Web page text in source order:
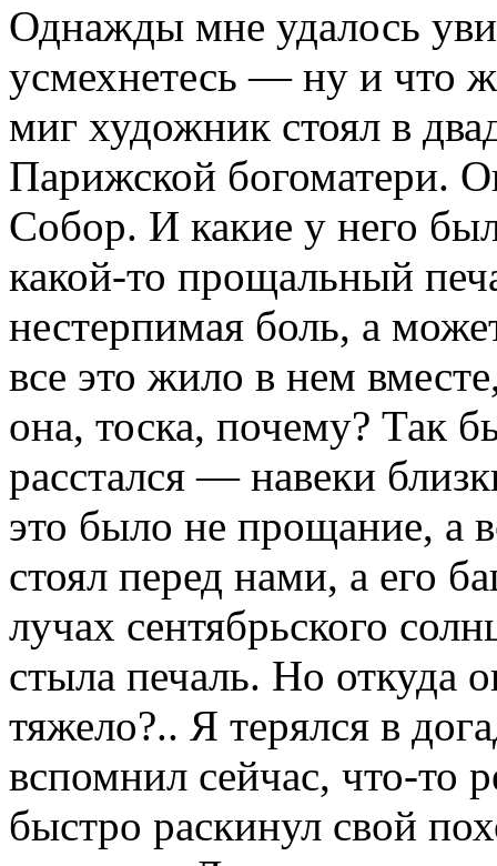
Однажды мне удалось
усмехнетесь — ну и что
миг художник стоял в
Парижской богоматери.
Собор. И какие у него
какой-то прощальный
нестерпимая боль, а
все это жило в нем
она, тоска, почему? Так
расстался — навеки
это было не прощание, а
стоял перед нами, а его
лучах сентябрьского
стыла печаль. Но откуда
тяжело?.. Я терялся в
вспомнил сейчас, что-то
быстро раскинул свой